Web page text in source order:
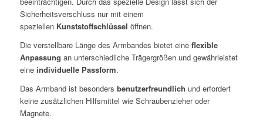
Sicherheitsverschluss nur mit einem
speziellen Kunststoffschlüssel öffnen.
Die verstellbare Länge des Armbandes bietet eine flexible
Anpassung an unterschiedliche Trägergrößen und gewährleistet
eine individuelle Passform.
Das Armband ist besonders benutzerfreundlich und erfordert
keine zusätzlichen Hilfsmittel wie Schraubenzieher oder
Magnete.